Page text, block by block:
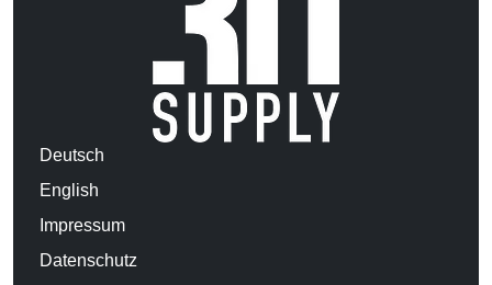
Deutsch
English
Impressum
Datenschutz